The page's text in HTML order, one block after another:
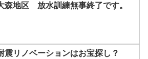
森地区 放水訓練無事終了です。
震リノベーションはお宝探し？